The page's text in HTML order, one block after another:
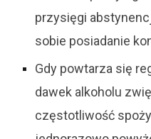
przysięgi
sobie posiadanie
Gdy powtarza się
dawek alkoholu
częstotliwość